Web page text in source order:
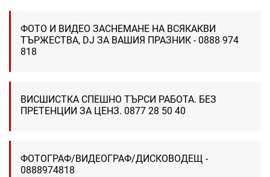
ФОТО И ВИДЕО ЗАСНЕМАНЕ НА ВСЯКАКВИ
ТЪРЖЕСТВА, DJ ЗА ВАШИЯ ПРАЗНИК - 0888 974
818
ВИСШИСТКА СПЕШНО ТЪРСИ РАБОТА. БЕЗ
ПРЕТЕНЦИИ ЗА ЦЕНЗ. 0877 28 50 40
ФОТОГРАФ/ВИДЕОГРАФ/ДИСКОВОДЕЩ -
0888974818